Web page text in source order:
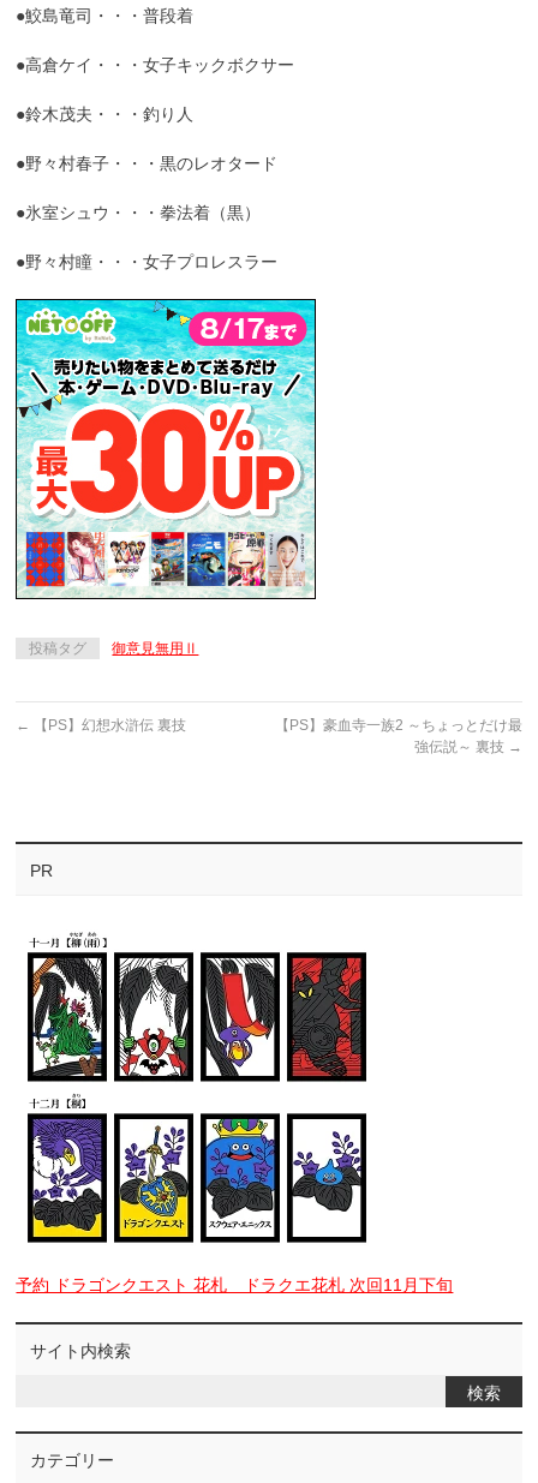
●鮫島竜司・・・普段着
●高倉ケイ・・・女子キックボクサー
●鈴木茂夫・・・釣り人
●野々村春子・・・黒のレオタード
●氷室シュウ・・・拳法着（黒）
●野々村瞳・・・女子プロレスラー
投稿タグ 御意見無用Ⅱ
← 【PS】幻想水滸伝 裏技
【PS】豪血寺一族2 ～ちょっとだけ最
強伝説～ 裏技 →
PR
予約 ドラゴンクエスト 花札 ドラクエ花札 次回11月下旬
サイト内検索
カテゴリー